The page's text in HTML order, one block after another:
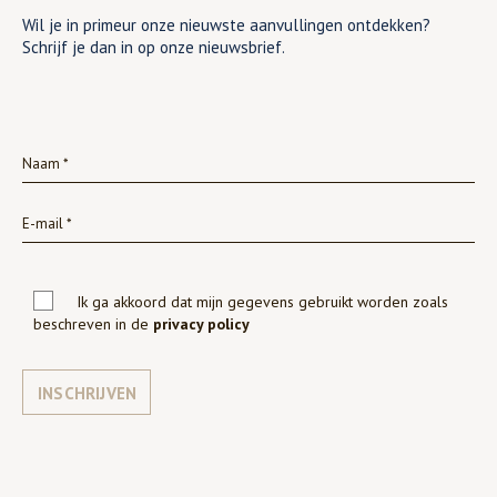
Wil je in primeur onze nieuwste aanvullingen ontdekken?
Schrijf je dan in op onze nieuwsbrief.
Ik ga akkoord dat mijn gegevens gebruikt worden zoals
beschreven in de privacy policy
INSCHRIJVEN